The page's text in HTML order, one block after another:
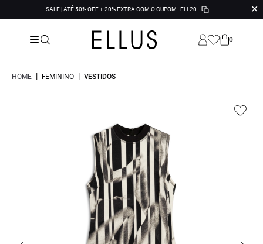
SALE | ATÉ 50% OFF + 20% EXTRA COM O CUPOM ELL20 ✕
0
HOME | FEMININO | VESTIDOS